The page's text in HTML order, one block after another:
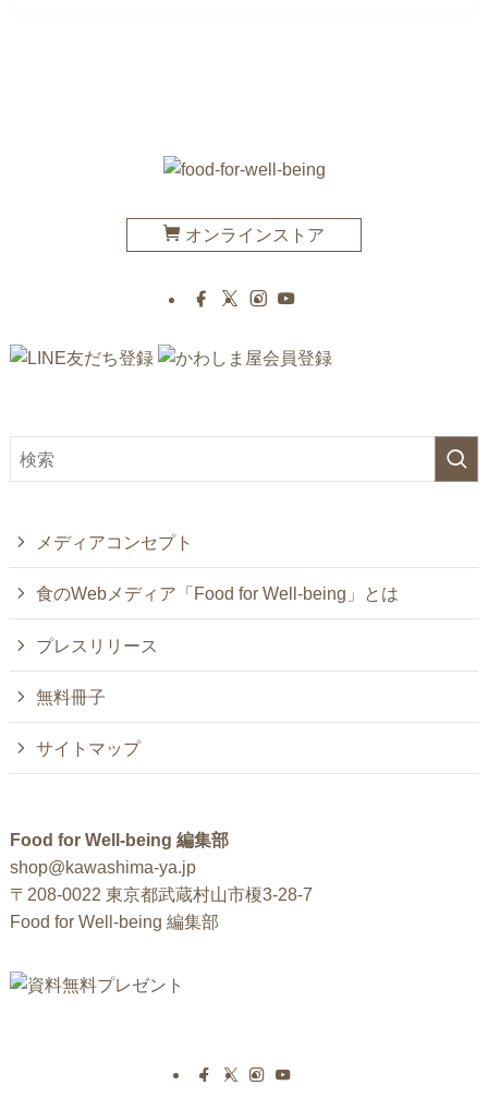
オンラインストア
メディアコンセプト
食のWebメディア「Food for Well-being」とは
プレスリリース
無料冊子
サイトマップ
Food for Well-being 編集部
shop@kawashima-ya.jp
〒208-0022 東京都武蔵村山市榎3-28-7
Food for Well-being 編集部